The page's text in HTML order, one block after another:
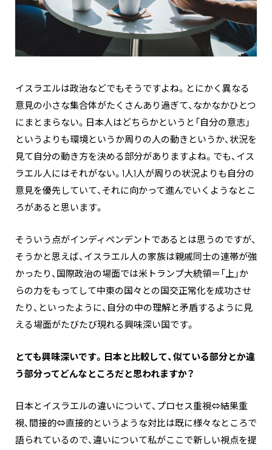
イスラエルは政治などでもそうですよね。とにかく異なる
意見の小さな集合体がたくさんあり過ぎて、なかなかひとつ
にまとまらない。日本人はどちらかというと「自分の意志」
というよりも環境というか周りの人の動きというか、状況を
見て自分の動き方を決める部分がありますよね。でも、イス
ラエル人にはそれがない。1人1人が周りの状況よりも自分の
意見を優先していて、それに向かって進んでいくようなとこ
ろがあると思います。
そういう点がインディペンデントであるとは思うのですが、
そうかと思えば、イスラエル人の家族は親戚同士の連帯が強
かったり、国際政治の場面では米トランプ大統領＝「上」か
らの力をもってして中東の国々との国交正常化を成功させ
たり、といったように、自分の中の理解と矛盾するように見
える場面がたびたび現れる興味深い国です。
とても興味深いです。日本と比較して、似ている部分とか違
う部分ってどんなところだと思われますか？
日本とイスラエルの違いについて、プロセス重視⇔結果重
視、間接的⇔直接的というような対比は既に様々なところで
語られているので、違いについて私がここで新しい視点を提